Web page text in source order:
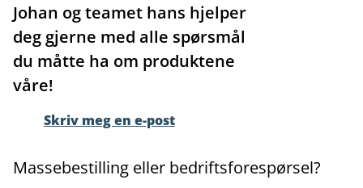
Johan og teamet hans hjelper
deg gjerne med alle spørsmål
du måtte ha om produktene
våre!
Skriv meg en e-post
Massebestilling eller bedriftsforespørsel?